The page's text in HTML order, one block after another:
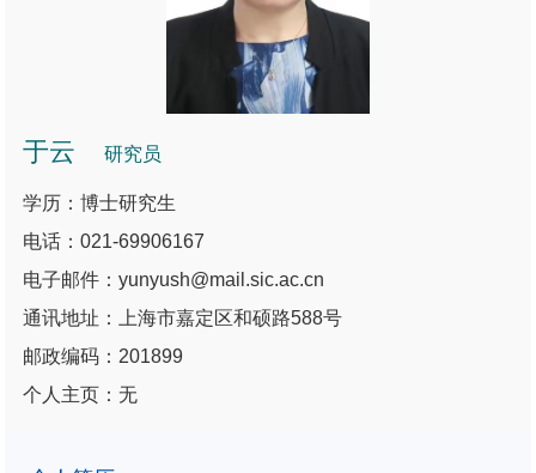
于云 研究员
学历：博士研究生
电话：021-69906167
电子邮件：yunyush@mail.sic.ac.cn
通讯地址：上海市嘉定区和硕路588号
邮政编码：201899
个人主页：无